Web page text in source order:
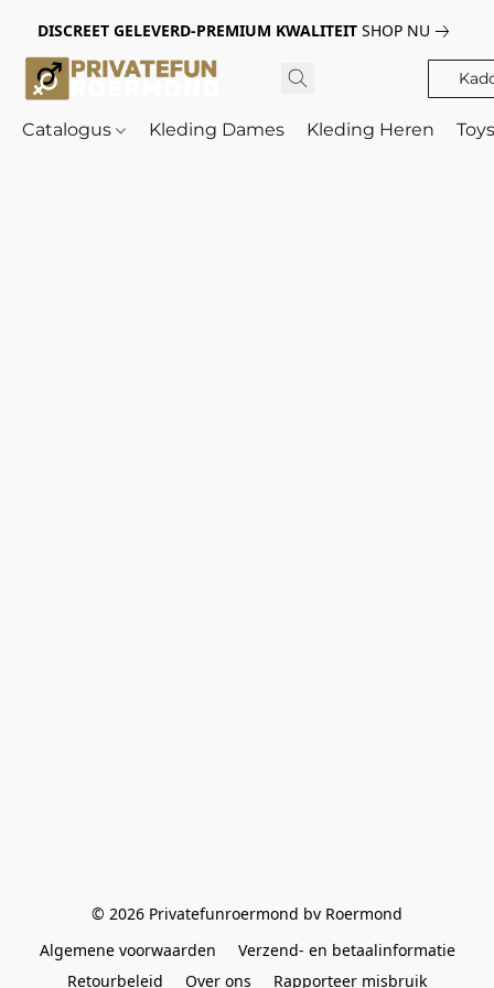
DISCREET GELEVERD-PREMIUM KWALITEIT SHOP NU
Catalogus Kleding Dames Kleding Heren
© 2026 Privatefunroermond bv Roermond
Algemene voorwaarden
Verzend- en betaalinformatie
Retourbeleid
Over ons Rapporteer misbruik